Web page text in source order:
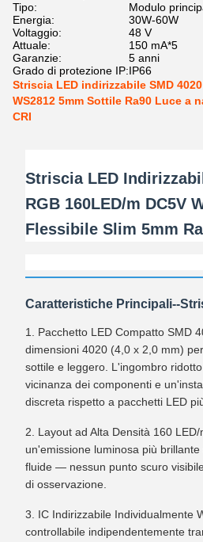
Tipo:
Modulo
Energia:
30W-60W
Voltaggio:
48 V
Attuale:
150 mA*5
Garanzie:
5 anni
Grado di protezione IP:IP66
Striscia LED indirizzabile SMD
WS2812 5mm Sottile Ra90 Luce a
CRI
Striscia LED
RGB 160LED/m DC5V
Flessibile Slim 5mm
Caratteristiche Principali--
1. Pacchetto LED Compatto SMD
dimensioni 4020 (4,0 x 2,0 mm)
sottile e leggero. L'ingombro
vicinanza dei componenti e
discreta rispetto a pacchetti LED
2. Layout ad Alta Densità 160 LED/
un'emissione luminosa più
fluide — nessun punto scuro
di osservazione.
3. IC Indirizzabile Individualmente
controllabile indipendentemente